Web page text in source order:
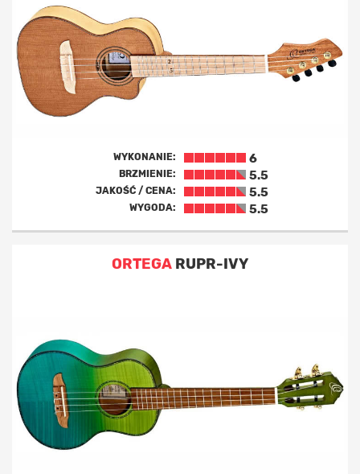
WYKONANIE: 6
BRZMIENIE: 5.5
JAKOŚĆ / CENA: 5.5
WYGODA: 5.5
ORTEGA RUPR-IVY